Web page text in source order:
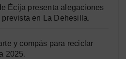
Écija presenta alegaciones
en La Dehesilla.
y compás para reciclar
2025.